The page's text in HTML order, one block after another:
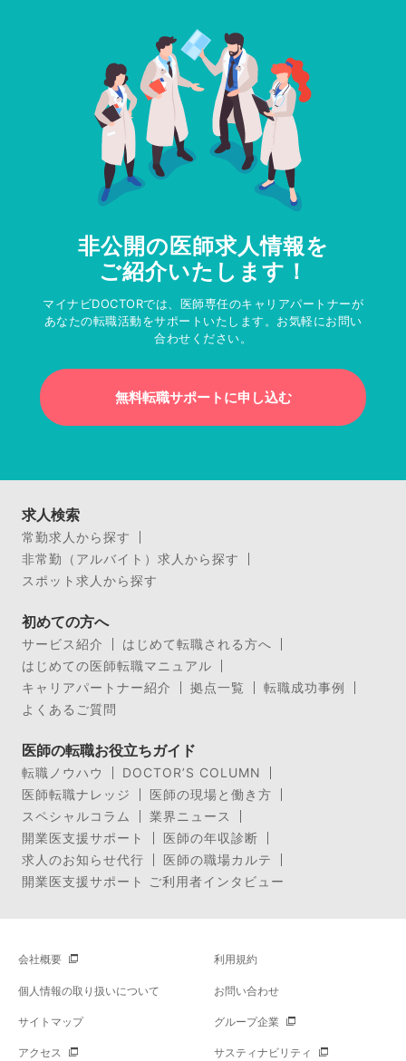
非公開の医師求人情報を
ご紹介いたします！
マイナビDOCTORでは、医師専任のキャリアパートナーが
あなたの転職活動をサポートいたします。お気軽にお問い
合わせください。
無料転職サポートに申し込む
求人検索
常勤求人から探す
非常勤（アルバイト）求人から探す
スポット求人から探す
初めての方へ
サービス紹介
はじめて転職される方へ
はじめての医師転職マニュアル
キャリアパートナー紹介
拠点一覧
転職成功事例
よくあるご質問
医師の転職お役立ちガイド
転職ノウハウ
DOCTOR’S COLUMN
医師転職ナレッジ
医師の現場と働き方
スペシャルコラム
業界ニュース
開業医支援サポート
医師の年収診断
求人のお知らせ代行
医師の職場カルテ
開業医支援サポート ご利用者インタビュー
会社概要 利用規約
個人情報の取り扱いについて お問い合わせ
サイトマップ グループ企業
アクセス サスティナビリティ